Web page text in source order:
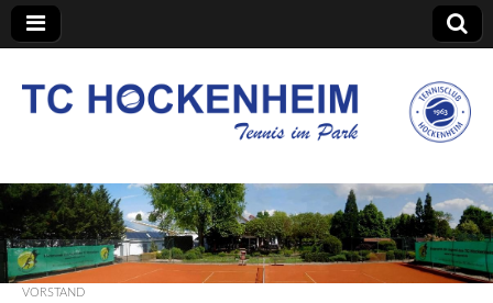
TC Hockenheim
VORSTAND